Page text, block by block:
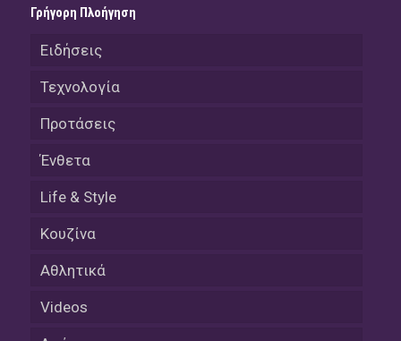
Γρήγορη Πλοήγηση
Ειδήσεις
Τεχνολογία
Προτάσεις
Ένθετα
Life & Style
Κουζίνα
Αθλητικά
Videos